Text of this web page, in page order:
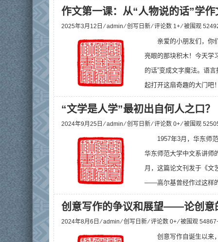
作文第一课：从“人物说的话”学作
2025年3月12日 ⁄admin⁄创写日新⁄ 评论数 1+ ⁄ 被围观
亲爱的小朋友们，你
亮眼的那块积木！今天学
的话”变成文字魔法。语
起打开这扇奇趣的大门吧
“文学是人学”最初出自何人之口？
2024年9月25日 ⁄admin⁄创写日新⁄ 评论数 0+ ⁄ 被围观
1957年3月，华东师
华东师范大学中文系讲师
月，这篇论文刊发于《文
——高尔基曾经作过这样
创意写作的争议和展望——论创意
2024年8月6日 ⁄admin⁄创写日新⁄ 评论数 0+ ⁄ 被围观 54867
创意写作自诞生以来